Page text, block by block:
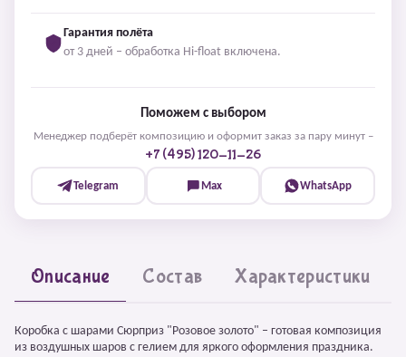
Гарантия полёта
от 3 дней – обработка Hi-float включена.
Поможем с выбором
Менеджер подберёт композицию и оформит заказ за пару минут –
+7 (495) 120-11-26
Telegram Max WhatsApp
Описание Состав Характеристики
Коробка с шарами Сюрприз "Розовое золото" – готовая композиция
из воздушных шаров с гелием для яркого оформления праздника.